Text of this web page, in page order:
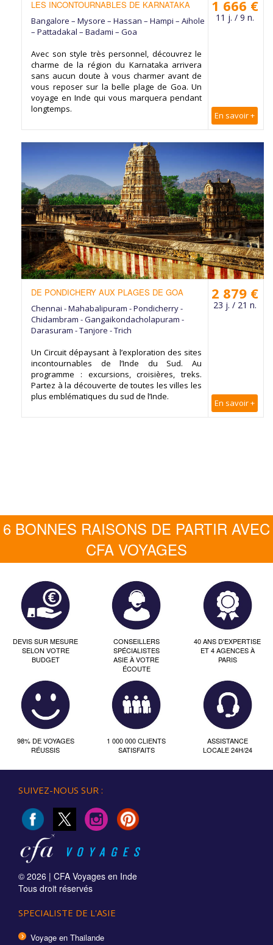
1 666 €
11 j. / 9 n.
En savoir +
LES INCONTOURNABLES DE KARNATAKA
Bangalore – Mysore – Hassan – Hampi – Aihole
– Pattadakal – Badami – Goa
Avec son style très personnel, découvrez le
charme de la région du Karnataka arrivera
sans aucun doute à vous charmer avant de
vous reposer sur la belle plage de Goa. Un
voyage en Inde qui vous marquera pendant
longtemps.
2 879 €
23 j. / 21 n.
En savoir +
DE PONDICHERY AUX PLAGES DE GOA
Chennai - Mahabalipuram - Pondicherry -
Chidambram - Gangaikondacholapuram -
Darasuram - Tanjore - Trich
Un Circuit dépaysant à l’exploration des sites
incontournables de l’Inde du Sud. Au
programme : excursions, croisières, treks.
Partez à la découverte de toutes les villes les
plus emblématiques du sud de l’Inde.
6 BONNES RAISONS DE PARTIR AVEC
CFA VOYAGES
DEVIS SUR MESURE
SELON VOTRE
BUDGET
CONSEILLERS
SPÉCIALISTES
ASIE À VOTRE
ÉCOUTE
40 ANS D'EXPERTISE
ET 4 AGENCES À
PARIS
98% DE VOYAGES
RÉUSSIS
1 000 000 CLIENTS
SATISFAITS
ASSISTANCE
LOCALE 24H/24
SUIVEZ-NOUS SUR :
© 2026 | CFA Voyages en Inde
Tous droit réservés
SPECIALISTE DE L'ASIE
Voyage en Thailande